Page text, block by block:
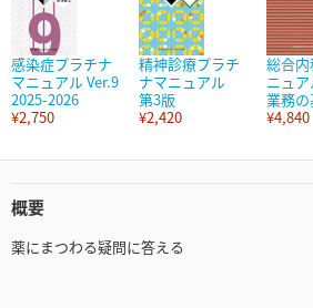
感染症プラチナ
マニュアル Ver.9
2025-2026
¥2,750
精神診療プラチ
ナマニュアル
第3版
¥2,420
総合
ニュ
業務
¥4,840
概要
薬にまつわる疑問に答える